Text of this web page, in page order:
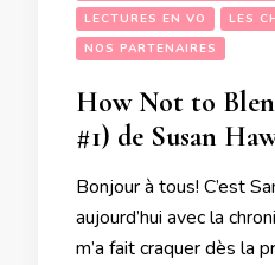
LECTURES EN VO
LES
NOS PARTENAIRES
How Not to
#1) de Susan
Bonjour à tous! C’est
aujourd’hui avec la
m’a fait craquer dès la